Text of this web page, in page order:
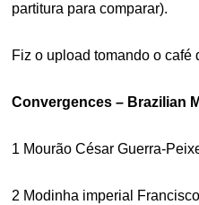
partitura para comparar).
Fiz o upload tomando o café
Convergences – Brazilian
1 Mourão César Guerra-
2 Modinha imperial